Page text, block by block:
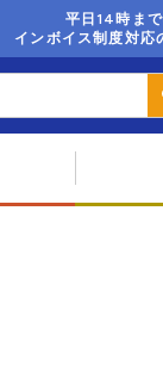
平日14時ま
インボイス制度対応